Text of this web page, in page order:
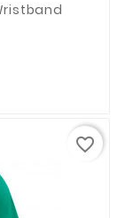
favorite_border